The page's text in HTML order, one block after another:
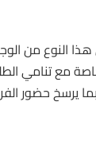
النوع من
مع تنامي
بما يرسخ حضور